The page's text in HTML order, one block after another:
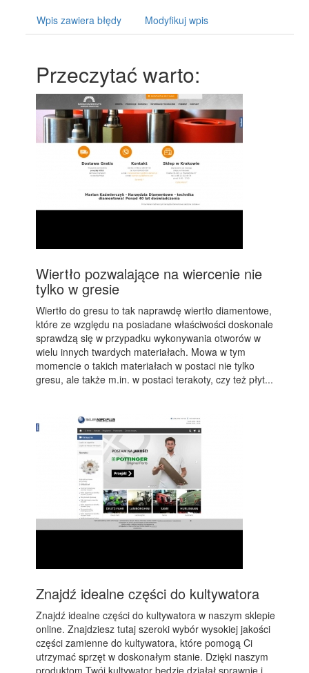
Wpis zawiera błędy Modyfikuj wpis
Przeczytać warto:
Wiertło pozwalające na wiercenie nie
tylko w gresie
Wiertło do gresu to tak naprawdę wiertło diamentowe,
które ze względu na posiadane właściwości doskonale
sprawdzą się w przypadku wykonywania otworów w
wielu innych twardych materiałach. Mowa w tym
momencie o takich materiałach w postaci nie tylko
gresu, ale także m.in. w postaci terakoty, czy też płyt...
Znajdź idealne części do kultywatora
Znajdź idealne części do kultywatora w naszym sklepie
online. Znajdziesz tutaj szeroki wybór wysokiej jakości
części zamienne do kultywatora, które pomogą Ci
utrzymać sprzęt w doskonałym stanie. Dzięki naszym